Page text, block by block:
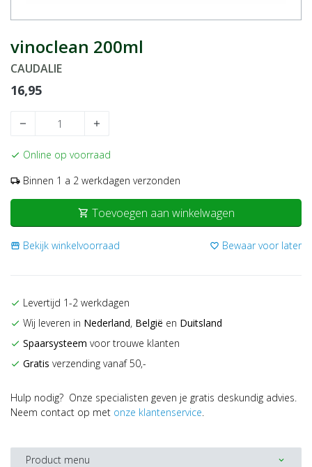
vinoclean 200ml
CAUDALIE
16,95
remove add
check Online op voorraad
local_shipping Binnen 1 a 2 werkdagen verzonden
shopping_cart Toevoegen aan winkelwagen
storefront Bekijk winkelvoorraad favorite_border Bewaar voor later
check Levertijd 1-2 werkdagen
check Wij leveren in Nederland, België en Duitsland
check Spaarsysteem voor trouwe klanten
check Gratis verzending vanaf 50,-
Hulp nodig? Onze specialisten geven je gratis deskundig advies.
Neem contact op met onze klantenservice.
Product menu expand_more